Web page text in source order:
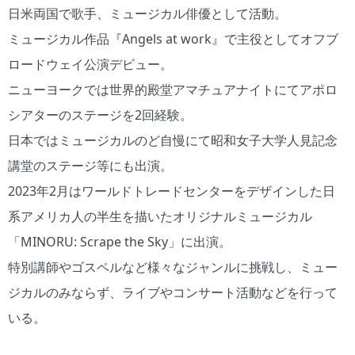
日米両国で歌手、ミュージカル俳優として活動。
ミュージカル作品『Angels at work』で主役としてオフブ
ロードウェイ公演デビュー。
ニューヨークでは世界的殿堂アマチュアナイトにてアポロ
シアターのステージを2回経験。
日本ではミュージカルのど自慢にて昭和女子大学人見記念
講堂のステージ等にも出演。
2023年2月はワールドトレードセンターをデザインした日
系アメリカ人の半生を描いたオリジナルミュージカル
「MINORU: Scrape the Sky」に出演。
特別講師やゴスペルなど様々なジャンルに挑戦し、ミュー
ジカルのみならず、ライブやコンサート活動などを行って
いる。